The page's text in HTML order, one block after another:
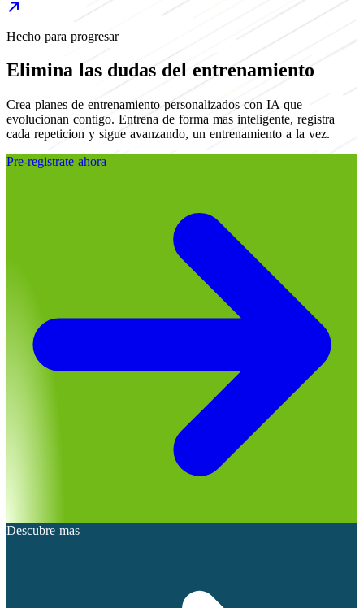
Hecho para progresar
Elimina las dudas del entrenamiento
Crea planes de entrenamiento personalizados con IA que
evolucionan contigo. Entrena de forma mas inteligente, registra
cada repeticion y sigue avanzando, un entrenamiento a la vez.
Pre-registrate ahora
Descubre mas